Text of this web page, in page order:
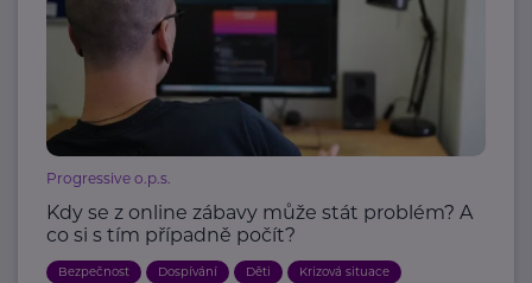
Progressive o.p.s.
Kdy se z online zábavy může stát problém? A
co si s tím případně počít?
Bezpečnost Dospívání Děti Krizová situace